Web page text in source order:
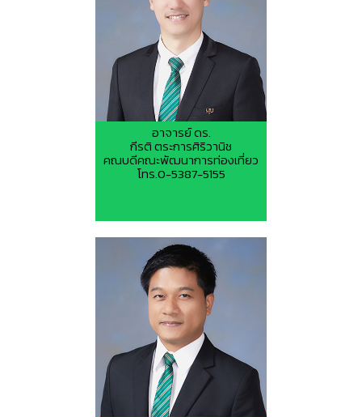
อาจารย์ ดร.
กีรติ ตระการศิริวานิช
คณบดีคณะพัฒนาการท่องเที่ยว
โทร.0-5387-5155